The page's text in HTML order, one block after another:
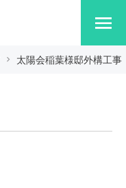
太陽会稲葉様邸外構工事